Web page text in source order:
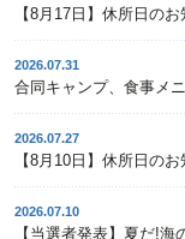
【8月17日】休所日の
2026.07.31
合同キャンプ、食事メ
2026.07.27
【8月10日】休所日の
2026.07.10
【当選者発表】夏だ!